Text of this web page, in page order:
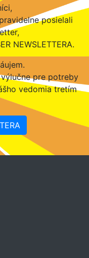
posielali
NEWSLETTERA.
pre potreby
vedomia tretím